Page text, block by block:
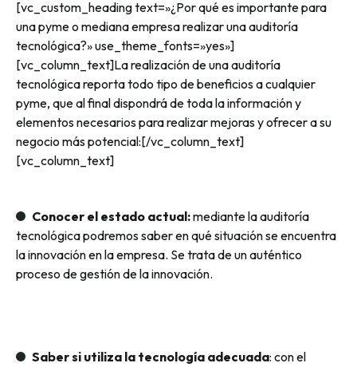
[vc_custom_heading text=»¿Por qué es importante para
una pyme o mediana empresa realizar una auditoría
tecnológica?» use_theme_fonts=»yes»]
[vc_column_text]La realización de una auditoría
tecnológica reporta todo tipo de beneficios a cualquier
pyme, que al final dispondrá de toda la información y
elementos necesarios para realizar mejoras y ofrecer a su
negocio más potencial:[/vc_column_text]
[vc_column_text]
Conocer el estado actual:mediante la auditoría
tecnológica podremos saber en qué situación se encuentra
la innovación en la empresa. Se trata de un auténtico
proceso de gestión de la innovación.
Saber si utiliza la tecnología adecuada: con el